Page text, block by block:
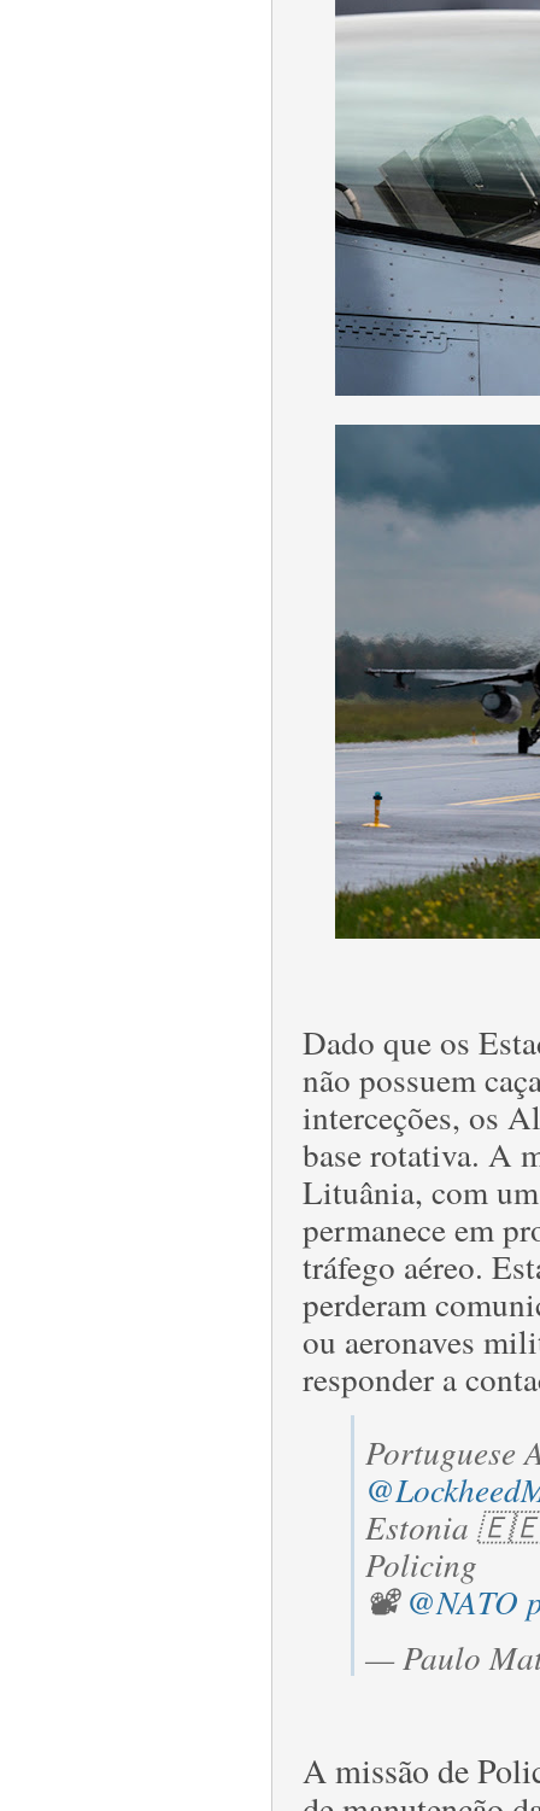
Dado que os
não possuem
interceções, os
base rotativa. A
Lituânia, com
permanece em
tráfego aéreo.
perderam
ou aeronaves
responder a
Estonia
Policing
📽️@NATO
— Paulo
A missão de